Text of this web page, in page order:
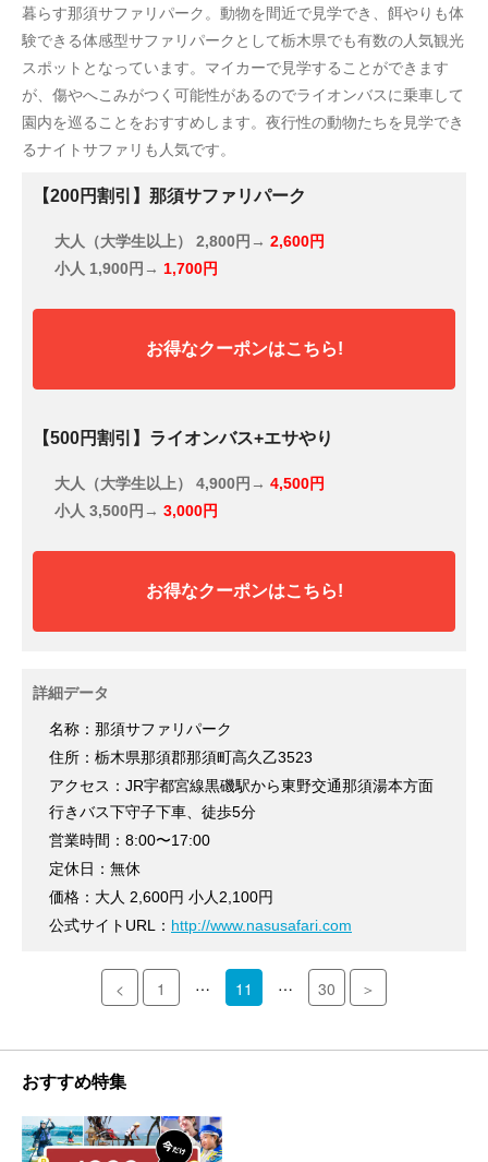
暮らす那須サファリパーク。動物を間近で見学でき、餌やりも体
験できる体感型サファリパークとして栃木県でも有数の人気観光
スポットとなっています。マイカーで見学することができます
が、傷やへこみがつく可能性があるのでライオンバスに乗車して
園内を巡ることをおすすめします。夜行性の動物たちを見学でき
るナイトサファリも人気です。
【200円割引】那須サファリパーク
大人（大学生以上） 2,800円→ 2,600円
小人 1,900円→ 1,700円
お得なクーポンはこちら!
【500円割引】ライオンバス+エサやり
大人（大学生以上） 4,900円→ 4,500円
小人 3,500円→ 3,000円
お得なクーポンはこちら!
詳細データ
名称：那須サファリパーク
住所：栃木県那須郡那須町高久乙3523
アクセス：JR宇都宮線黒磯駅から東野交通那須湯本方面
行きバス下守子下車、徒歩5分
営業時間：8:00〜17:00
定休日：無休
価格：大人 2,600円 小人2,100円
公式サイトURL： http://www.nasusafari.com
< 1 … 11 … 30 ＞
おすすめ特集